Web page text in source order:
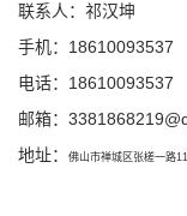
联系人：祁汉坤
手机：18610093537
电话：18610093537
邮箱：
地址：
佛山市禅城区张槎一路